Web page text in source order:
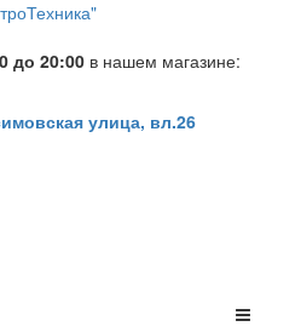
до 20:00 в нашем магазине:
улица, вл.26